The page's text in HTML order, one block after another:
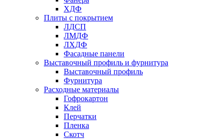
ХДФ
Плиты с покрытием
ЛДСП
ЛМДФ
ЛХДФ
Фасадные панели
Выставочный профиль и фурнитура
Выставочный профиль
Фурнитура
Расходные материалы
Гофрокартон
Клей
Перчатки
Пленка
Скотч